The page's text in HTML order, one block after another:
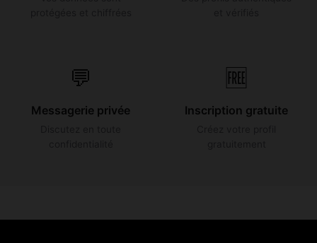
💬
Messagerie privée
🆓
Inscription gratuite